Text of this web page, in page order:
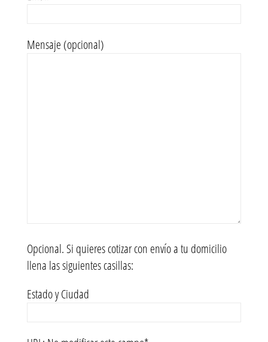
Mensaje (opcional)
Opcional. Si quieres cotizar con envío a tu domicilio
llena las siguientes casillas:
Estado y Ciudad